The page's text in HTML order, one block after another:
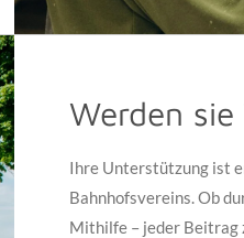
Werden
Ihre Unterstützung ist
Bahnhofsvereins. Ob
Mithilfe – jeder Beitrag